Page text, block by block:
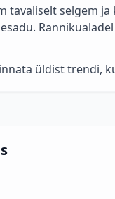
tavaliselt selgem
üldist trendi,